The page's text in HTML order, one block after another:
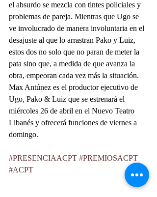
el absurdo se mezcla con tintes policiales y
problemas de pareja. Mientras que Ugo se
ve involucrado de manera involuntaria en el
desajuste al que lo arrastran Pako y Luiz,
estos dos no solo que no paran de meter la
pata sino que, a medida de que avanza la
obra, empeoran cada vez más la situación.
Max Antúnez es el productor ejecutivo de
Ugo, Pako & Luiz que se estrenará el
miércoles 26 de abril en el Nuevo Teatro
Libanés y ofrecerá funciones de viernes a
domingo.
#PRESENCIAACPT #PREMIOSACPT
#ACPT